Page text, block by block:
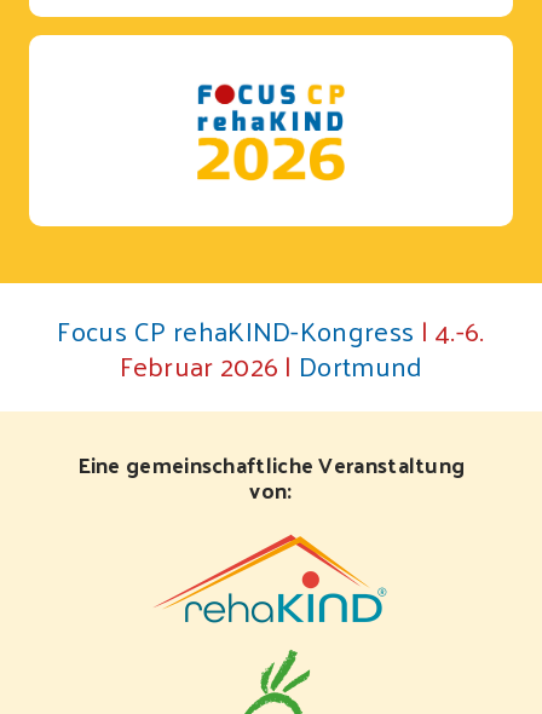
Focus CP rehaKIND-Kongress | 4.-6.
Februar 2026 | Dortmund
Eine gemeinschaftliche Veranstaltung
von: